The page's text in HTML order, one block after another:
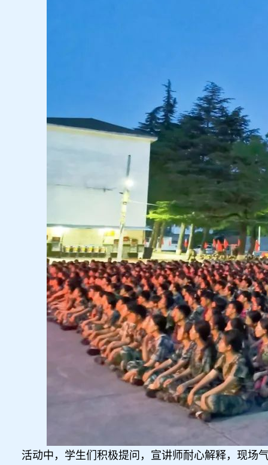
活动中，学生们积极提问，宣讲师耐心解释，现场